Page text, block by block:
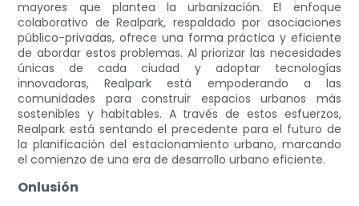
mayores que plantea la urbanización. El enfoque
colaborativo de Realpark, respaldado por asociaciones
público-privadas, ofrece una forma práctica y eficiente
de abordar estos problemas. Al priorizar las necesidades
únicas de cada ciudad y adoptar tecnologías
innovadoras, Realpark está empoderando a las
comunidades para construir espacios urbanos más
sostenibles y habitables. A través de estos esfuerzos,
Realpark está sentando el precedente para el futuro de
la planificación del estacionamiento urbano, marcando
el comienzo de una era de desarrollo urbano eficiente.
Onlusión